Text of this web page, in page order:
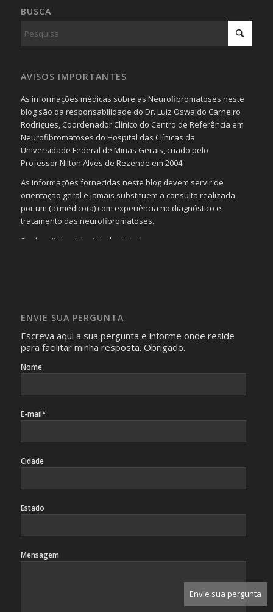
Envie sua pergunta
BUSCA
AVISOS IMPORTANTES
As informações médicas sobre as Neurofibromatoses neste
blog são da responsabilidade do Dr. Luiz Oswaldo Carneiro
Rodrigues, Coordenador Clínico do Centro de Referência em
Neurofibromatoses do Hospital das Clínicas da
Universidade Federal de Minas Gerais, criado pelo
Professor Nilton Alves de Rezende em 2004.
As informações fornecidas neste blog devem servir de
orientação geral e jamais substituem a consulta realizada
por um (a) médico(a) com experiência no diagnóstico e
tratamento das neurofibromatoses.
Será omitida a identidade de todas as pessoas que
identificação da pessoa fotografada.
ENVIE SUA PERGUNTA
Escreva aqui a sua pergunta e informe onde reside
para facilitar minha resposta. Obrigado.
Nome
E-mail*
Cidade
Estado
Mensagem